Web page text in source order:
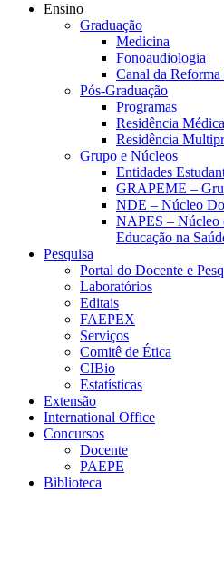
Ensino
Graduação
Medicina
Fonoaudiologia
Canal da
Pós-Graduação
Programas
Residência Médica
Residência
Grupo e Núcleos
Entidades
GRAPEME –
NDE – Núcleo
NAPES – Núcleo
Educação na
Pesquisa
Portal do Docente e
Laboratórios
Editais
FAEPEX
Serviços
Comitê de Ética
CIBio
Estatísticas
Extensão
International Office
Concursos
Docente
PAEPE
Biblioteca